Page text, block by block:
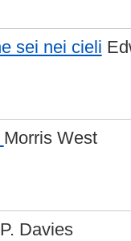
sei nei cieli
Morris West
Davies